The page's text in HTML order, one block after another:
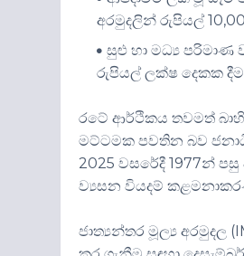
අරමුදලින් රුපියල්
සුළු හා මධ්‍ය පරිමාණ
රුපියල් ලක්ෂ දෙකක
රටේ ආර්ථිකය තවමත්
මට්ටමක පවතින බව
2025 වසරේදී 1977න්
ව්‍යසන වියදම්
ජාත්‍යන්තර මූල්‍ය අරමුදල